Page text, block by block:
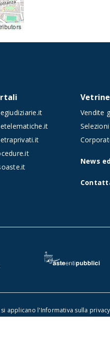
Vetrine
Vendite
Selezioni
News
applicano l'Informativa sulla privacy